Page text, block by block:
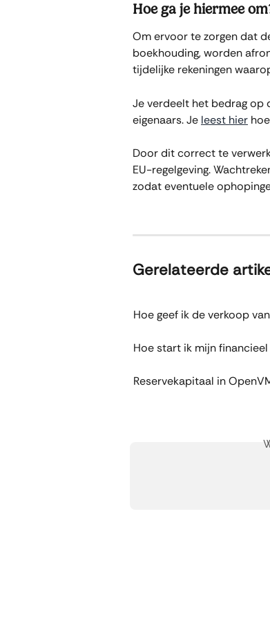
Hoe ga je hiermee
Om ervoor te zorgen dat
boekhouding, worden
tijdelijke rekeningen
Je verdeelt het bedrag op
eigenaars. Je leest hier
Door dit correct te
EU-regelgeving.
zodat eventuele
Gerelateerde
Hoe geef ik de verkoop
Hoe start ik mijn
Reservekapitaal in